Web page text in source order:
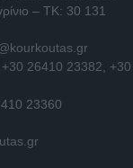
– ΤΚ: 30 131
+30 26410 23382
23360